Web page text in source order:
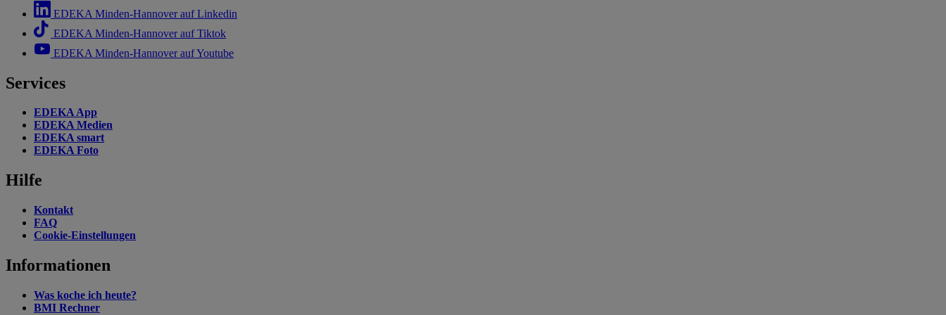
EDEKA Minden-Hannover auf Linkedin
EDEKA Minden-Hannover auf Tiktok
EDEKA Minden-Hannover auf Youtube
Services
EDEKA App
EDEKA Medien
EDEKA smart
EDEKA Foto
Hilfe
Kontakt
FAQ
Cookie-Einstellungen
Informationen
Was koche ich heute?
BMI Rechner